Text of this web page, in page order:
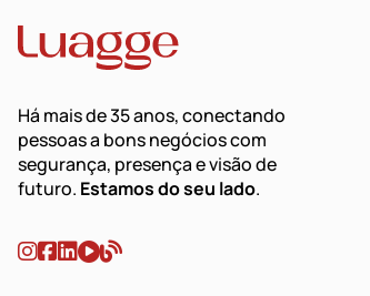
Há mais de 35 anos, conectando
pessoas a bons negócios com
segurança, presença e visão de
futuro. Estamos do seu lado.